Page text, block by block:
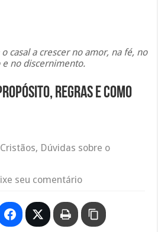
casal a crescer no amor, na fé, no
e no discernimento.
regras e como
, Dúvidas sobre o
seu comentário